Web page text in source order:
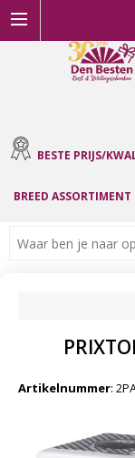
BESTE PRIJS/
BREED ASSORTIMENT
Artikelnummer: